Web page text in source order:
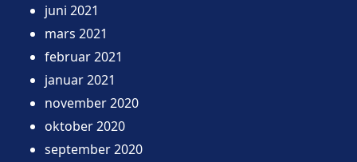
juni 2021
mars 2021
februar 2021
januar 2021
november 2020
oktober 2020
september 2020